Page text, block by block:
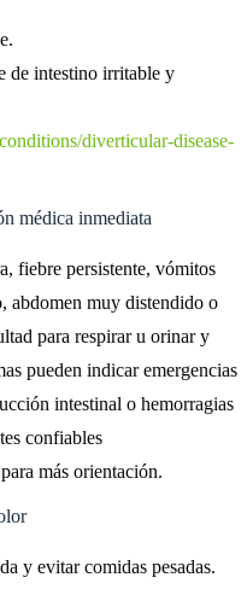
de intestino irritable y
diverticular-disease-
médica inmediata
fiebre persistente, vómitos
abdomen muy distendido o
para respirar u orinar y
pueden indicar emergencias
intestinal o hemorragias
confiables
más orientación.
y evitar comidas pesadas.